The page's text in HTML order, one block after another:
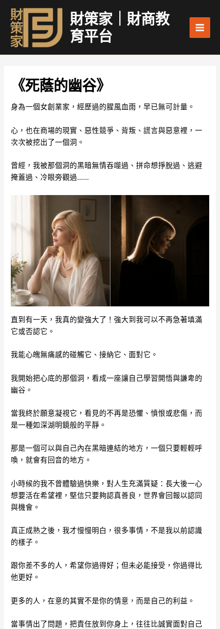
內
財策家｜財商教
育平台
《死蔭的幽谷》
身為一個女創業家，經歷過的腥風血雨，早已無可計量。
心，也在商場的現實、惡性競爭、背叛、謊言與惡意裡，一
次次被挖出了一個洞。
曾經，我被那個洞的黑暗無情吞噬過、拼命想掙脫過、逃避
掩蓋過、冷眼旁觀過……
直到有一天，我真的變強大了！強大到我可以不再急著填滿
它或否認它。
我能心魄無痛感的碰觸它、接納它、面對它。
我開始把心底的那個洞，看成一座讓自己學習開悟與謙卑的
幽谷。
當我終於願意凝視它，看見的不再是恐懼、憤恨或悲傷，而
是一種如深湖明鏡般的平靜。
那是一個可以與自己內在黑暗連結的地方，一個只要輕輕呼
喚，就會有回音的地方。
小時候的我不曾體驗過快樂，對人生充滿質疑：長大後一心
想要活在希望裡，堅信只要夠認真善良，世界會回報以認同
與機會。
真正成熟之後，我才慢慢明白，很多事情，不是我以前認識
的樣子。
跟你差不多的人，希望你過得好；但未必能接受，你過得比
他更好。
更多的人，在意的其實不是你的情意，而是自己的利益。
當事情出了問題，把責任放到你身上，往往比誠實面對自己